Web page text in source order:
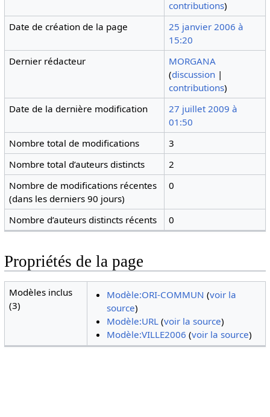
contributions)
Date de création de la page
25 janvier 2006 à
15:20
Dernier rédacteur
MORGANA
(discussion |
contributions)
Date de la dernière modification
27 juillet 2009 à
01:50
Nombre total de modifications
3
Nombre total d’auteurs distincts
2
Nombre de modifications récentes
(dans les derniers 90 jours)
0
Nombre d’auteurs distincts récents 0
Propriétés de la page
Modèles inclus
(3)
Modèle:ORI-COMMUN (voir la
source)
Modèle:URL(voir la source)
Modèle:VILLE2006 (voir la source)